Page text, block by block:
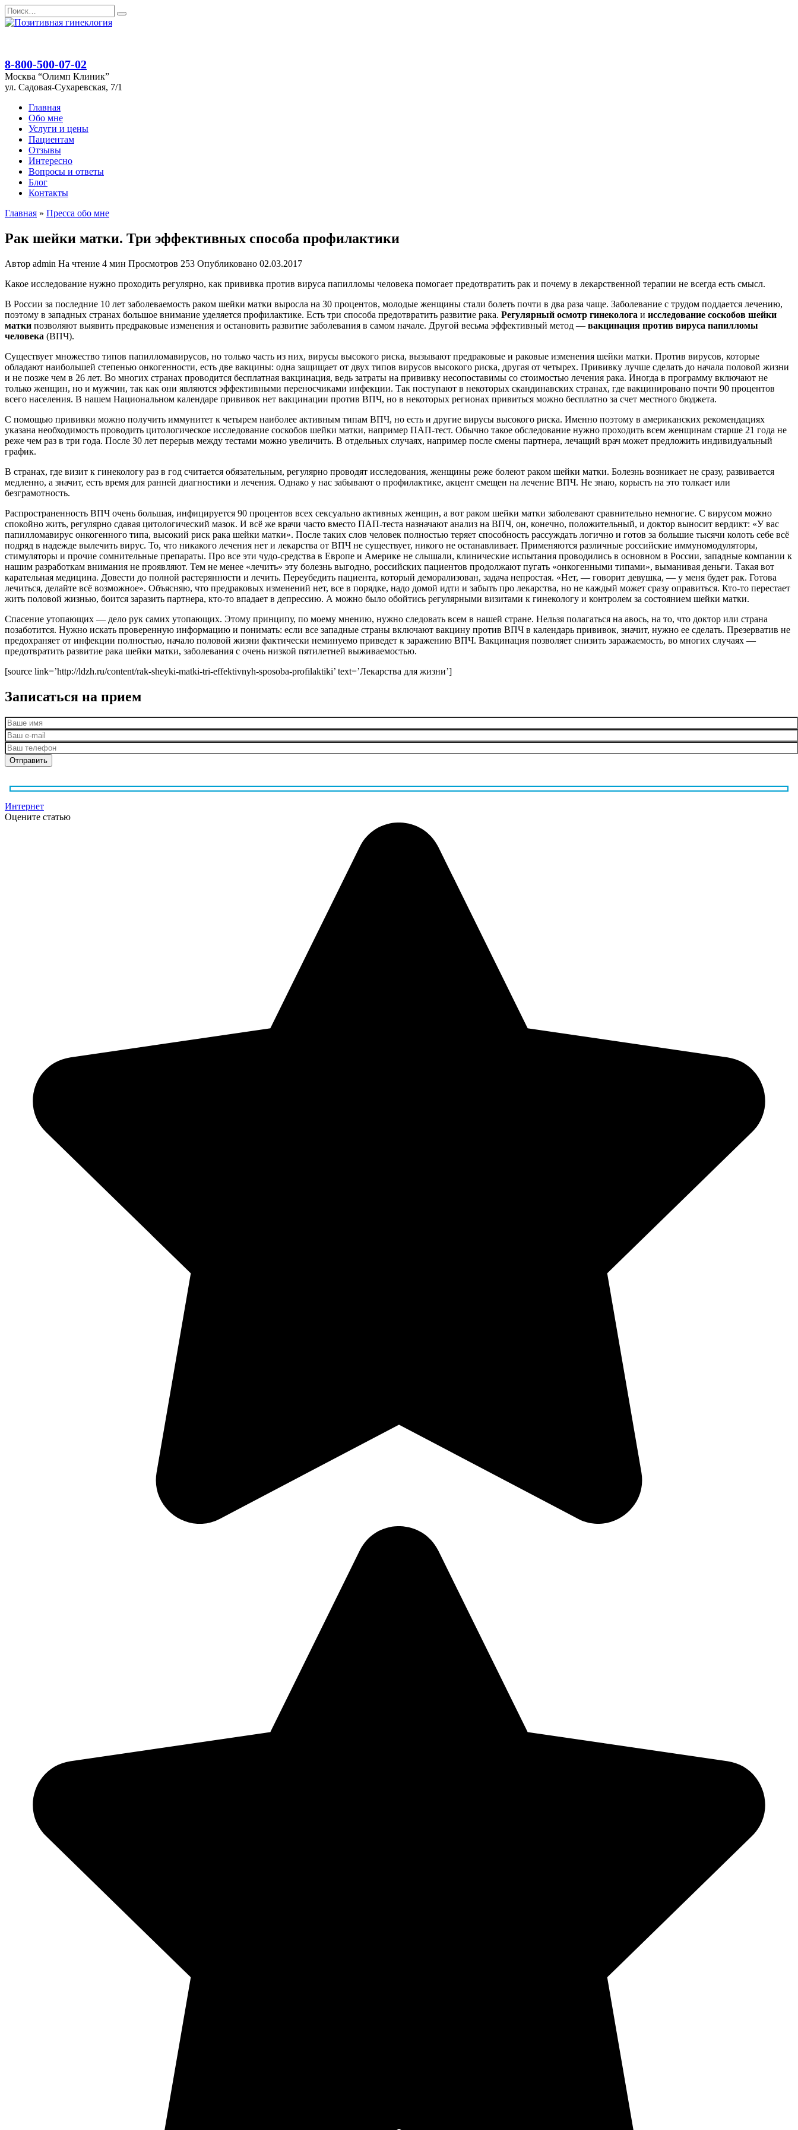
Перейти
к
Search
for:
8-800-500-07-02
Москва “Олимп Клиник”
ул. Садовая-Сухаревская, 7/1
Главная
Обо мне
Услуги и цены
Пациентам
Отзывы
Интересно
Вопросы и ответы
Блог
Контакты
Главная » Пресса обо мне
Рак шейки матки. Три эффективных способа профилактики
Автор admin На чтение 4 мин Просмотров 253 Опубликовано 02.03.2017
Какое исследование нужно проходить регулярно, как прививка против вируса папилломы человека помогает предотвратить рак и почему в лекарственной терапии не всегда есть смысл.
В России за последние 10 лет заболеваемость раком шейки матки выросла на 30 процентов, молодые женщины стали болеть почти в два раза чаще. Заболевание с трудом поддается лечению,
поэтому в западных странах большое внимание уделяется профилактике. Есть три способа предотвратить развитие рака. Регулярный осмотр гинеколога и исследование соскобов шейки
матки позволяют выявить предраковые изменения и остановить развитие заболевания в самом начале. Другой весьма эффективный метод — вакцинация против вируса папилломы
человека (ВПЧ).
Существует множество типов папилломавирусов, но только часть из них, вирусы высокого риска, вызывают предраковые и раковые изменения шейки матки. Против вирусов, которые
обладают наибольшей степенью онкогенности, есть две вакцины: одна защищает от двух типов вирусов высокого риска, другая от четырех. Прививку лучше сделать до начала половой жизни
и не позже чем в 26 лет. Во многих странах проводится бесплатная вакцинация, ведь затраты на прививку несопоставимы со стоимостью лечения рака. Иногда в программу включают не
только женщин, но и мужчин, так как они являются эффективными переносчиками инфекции. Так поступают в некоторых скандинавских странах, где вакцинировано почти 90 процентов
всего населения. В нашем Национальном календаре прививок нет вакцинации против ВПЧ, но в некоторых регионах привиться можно бесплатно за счет местного бюджета.
С помощью прививки можно получить иммунитет к четырем наиболее активным типам ВПЧ, но есть и другие вирусы высокого риска. Именно поэтому в американских рекомендациях
указана необходимость проводить цитологическое исследование соскобов шейки матки, например ПАП-тест. Обычно такое обследование нужно проходить всем женщинам старше 21 года не
реже чем раз в три года. После 30 лет перерыв между тестами можно увеличить. В отдельных случаях, например после смены партнера, лечащий врач может предложить индивидуальный
график.
В странах, где визит к гинекологу раз в год считается обязательным, регулярно проводят исследования, женщины реже болеют раком шейки матки. Болезнь возникает не сразу, развивается
медленно, а значит, есть время для ранней диагностики и лечения. Однако у нас забывают о профилактике, акцент смещен на лечение ВПЧ. Не знаю, корысть на это толкает или
безграмотность.
Распространенность ВПЧ очень большая, инфицируется 90 процентов всех сексуально активных женщин, а вот раком шейки матки заболевают сравнительно немногие. С вирусом можно
спокойно жить, регулярно сдавая цитологический мазок. И всё же врачи часто вместо ПАП-теста назначают анализ на ВПЧ, он, конечно, положительный, и доктор выносит вердикт: «У вас
папилломавирус онкогенного типа, высокий риск рака шейки матки». После таких слов человек полностью теряет способность рассуждать логично и готов за большие тысячи колоть себе всё
подряд в надежде вылечить вирус. То, что никакого лечения нет и лекарства от ВПЧ не существует, никого не останавливает. Применяются различные российские иммуномодуляторы,
стимуляторы и прочие сомнительные препараты. Про все эти чудо-средства в Европе и Америке не слышали, клинические испытания проводились в основном в России, западные компании к
нашим разработкам внимания не проявляют. Тем не менее «лечить» эту болезнь выгодно, российских пациентов продолжают пугать «онкогенными типами», выманивая деньги. Такая вот
карательная медицина. Довести до полной растерянности и лечить. Переубедить пациента, который деморализован, задача непростая. «Нет, — говорит девушка, — у меня будет рак. Готова
лечиться, делайте всё возможное». Объясняю, что предраковых изменений нет, все в порядке, надо домой идти и забыть про лекарства, но не каждый может сразу оправиться. Кто-то перестает
жить половой жизнью, боится заразить партнера, кто-то впадает в депрессию. А можно было обойтись регулярными визитами к гинекологу и контролем за состоянием шейки матки.
Спасение утопающих — дело рук самих утопающих. Этому принципу, по моему мнению, нужно следовать всем в нашей стране. Нельзя полагаться на авось, на то, что доктор или страна
позаботится. Нужно искать проверенную информацию и понимать: если все западные страны включают вакцину против ВПЧ в календарь прививок, значит, нужно ее сделать. Презерватив не
предохраняет от инфекции полностью, начало половой жизни фактически неминуемо приведет к заражению ВПЧ. Вакцинация позволяет снизить заражаемость, во многих случаях —
предотвратить развитие рака шейки матки, заболевания с очень низкой пятилетней выживаемостью.
[source link=’http://ldzh.ru/content/rak-sheyki-matki-tri-effektivnyh-sposoba-profilaktiki’ text=’Лекарства для жизни’]
Записаться на прием
Интернет
Оцените статью